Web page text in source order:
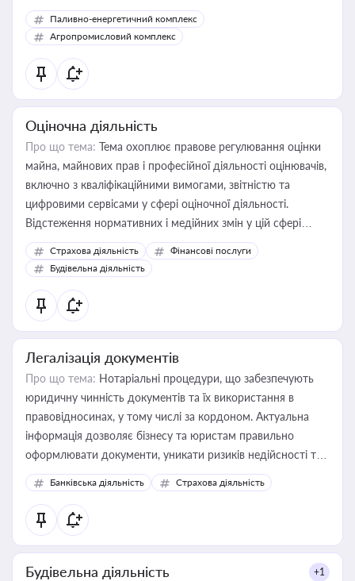
Паливно-енергетичний комплекс
Агропромисловий комплекс
Оціночна діяльність
Про що тема: Тема охоплює правове регулювання оцінки
майна, майнових прав і професійної діяльності оцінювачів,
включно з кваліфікаційними вимогами, звітністю та
цифровими сервісами у сфері оціночної діяльності.
Відстеження нормативних і медійних змін у цій сфері
корисне для власника бізнесу, керівника, юриста або
бухгалтера під час оподаткування, приватизації, оренди
державного майна, корпоративних угод і перевірки
статусу суб'єктів оціночної діяльності
Страхова діяльність
Фінансові послуги
Будівельна діяльність
Легалізація документів
Про що тема: Нотаріальні процедури, що забезпечують
юридичну чинність документів та їх використання в
правовідносинах, у тому числі за кордоном. Актуальна
інформація дозволяє бізнесу та юристам правильно
оформлювати документи, уникати ризиків недійсності та
забезпечувати їх належне прийняття органами влади та
контрагентами
Банківська діяльність Страхова діяльність
Будівельна діяльність +1